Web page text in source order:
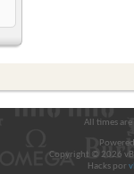
All times
Copyright © 2026
Hacks por